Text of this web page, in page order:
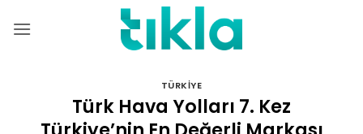
atla
TÜRKIYE
Türk Hava Yolları 7. Kez